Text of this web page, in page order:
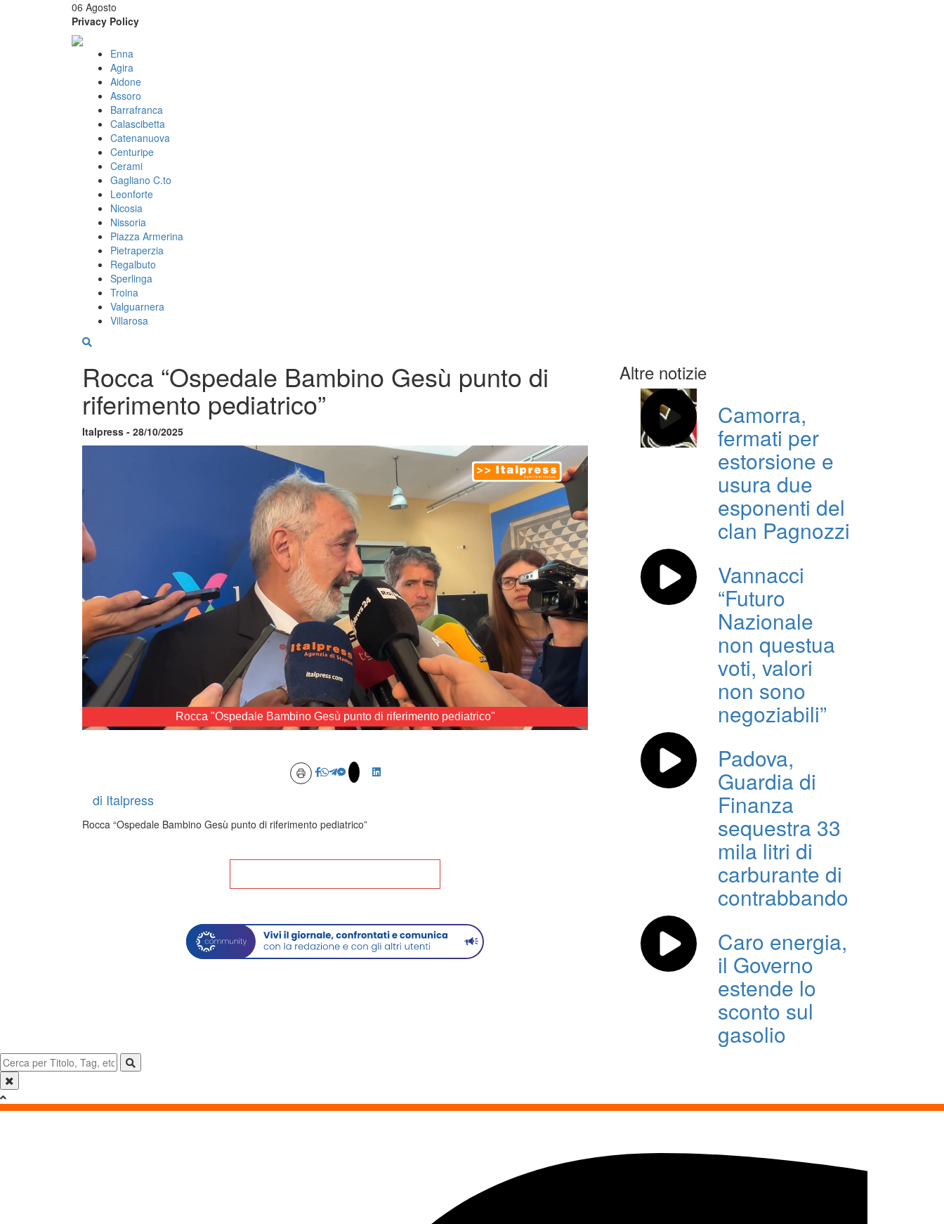
06 Agosto
Privacy Policy
Enna
Agira
Aidone
Assoro
Barrafranca
Calascibetta
Catenanuova
Centuripe
Cerami
Gagliano C.to
Leonforte
Nicosia
Nissoria
Piazza Armerina
Pietraperzia
Regalbuto
Sperlinga
Troina
Valguarnera
Villarosa
Rocca “Ospedale Bambino Gesù punto di
riferimento pediatrico”
Italpress - 28/10/2025
Rocca "Ospedale Bambino Gesù punto di riferimento pediatrico"
Unmute Loaded:
di Italpress
Rocca “Ospedale Bambino Gesù punto di riferimento pediatrico”
Altre notizie
Camorra,
fermati per
estorsione e
usura due
esponenti del
clan Pagnozzi
Vannacci
“Futuro
Nazionale
non questua
voti, valori
non sono
negoziabili”
Padova,
Guardia di
Finanza
sequestra 33
mila litri di
carburante di
contrabbando
Caro energia,
il Governo
estende lo
sconto sul
gasolio